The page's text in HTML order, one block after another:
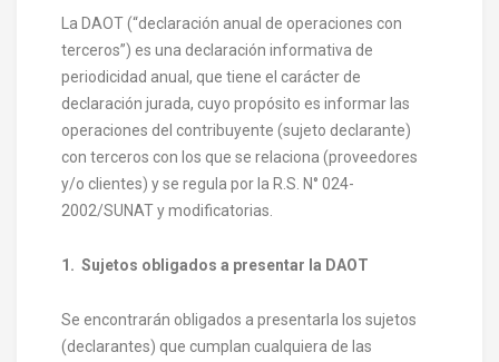
La DAOT (“declaración anual de operaciones con
terceros”) es una declaración informativa de
periodicidad anual, que tiene el carácter de
declaración jurada, cuyo propósito es informar las
operaciones del contribuyente (sujeto declarante)
con terceros con los que se relaciona (proveedores
y/o clientes) y se regula por la R.S. N° 024-
2002/SUNAT y modificatorias.
1. Sujetos obligados a presentar la DAOT
Se encontrarán obligados a presentarla los sujetos
(declarantes) que cumplan cualquiera de las